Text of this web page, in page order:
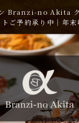
Branzi-no Akita
ご予約承り中｜年末